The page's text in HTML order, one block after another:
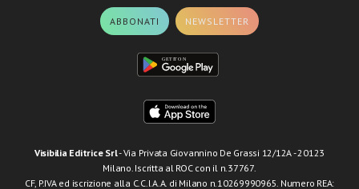
ABBONATI NEWSLETTER
Visibilia Editrice Srl- Via Privata Giovannino De Grassi 12/12A - 20123
Milano. Iscritta al ROC con il n.37767.
CF, P.IVA ed iscrizione alla C.C.I.A.A. di Milano n.10269990965. Numero REA: